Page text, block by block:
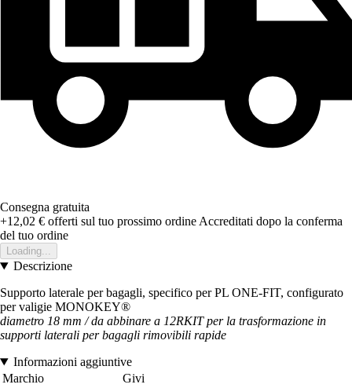
Consegna gratuita
+12,02 € offerti sul tuo prossimo ordine Accreditati dopo la conferma
del tuo ordine
Loading...
Descrizione
Supporto laterale per bagagli, specifico per PL ONE-FIT, configurato
per valigie MONOKEY®
diametro 18 mm / da abbinare a 12RKIT per la trasformazione in
supporti laterali per bagagli rimovibili rapide
Informazioni aggiuntive
Marchio
Givi